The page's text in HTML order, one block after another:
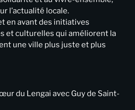
l’actualité locale.
en avant des initiatives
et culturelles qui améliorent la
une ville plus juste et plus
du Lengai avec Guy de Saint-